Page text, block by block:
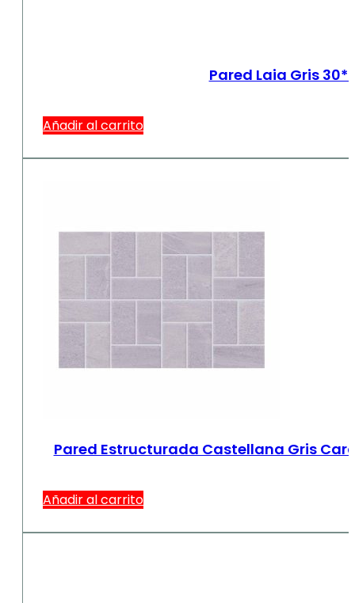
Pared Laia Gris
Añadir al carrito
Pared Estructurada Castellana Gris
Añadir al carrito